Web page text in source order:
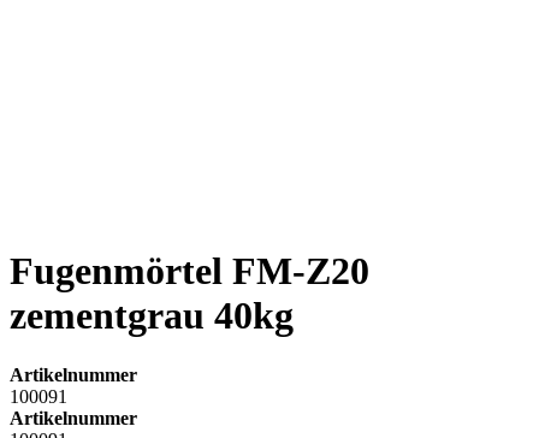
Fugenmörtel FM-Z20
zementgrau 40kg
Artikelnummer
100091
Artikelnummer